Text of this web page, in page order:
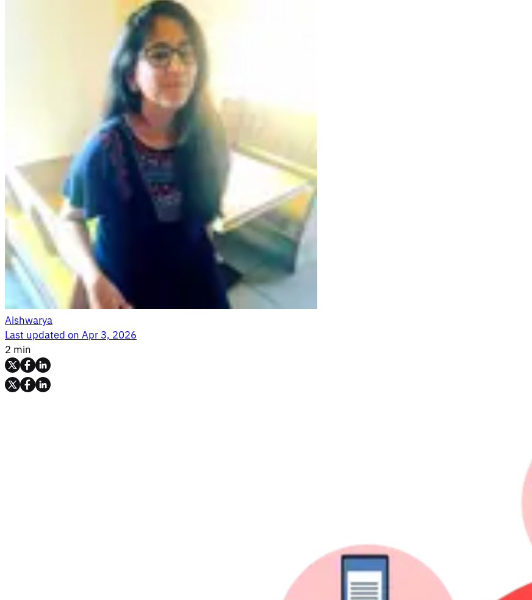
Aishwarya
Last updated onApr 3, 2026
2 min